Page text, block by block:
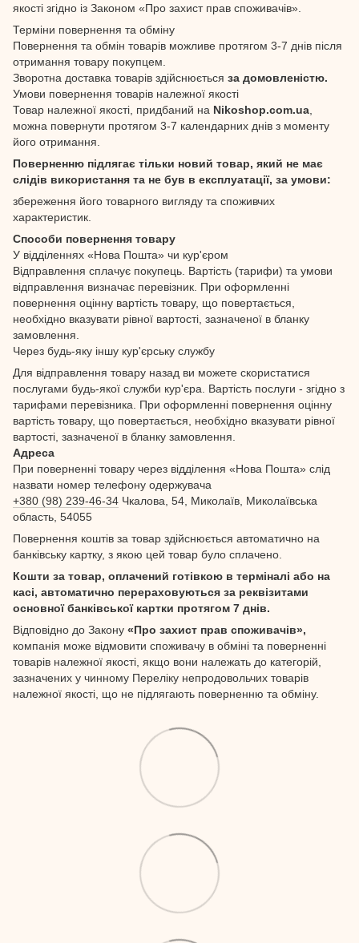
якості згідно із Законом «Про захист прав споживачів».
Терміни повернення та обміну
Повернення та обмін товарів можливе протягом 3-7 днів після
отримання товару покупцем.
Зворотна доставка товарів здійснюється за домовленістю.
Умови повернення товарів належної якості
Товар належної якості, придбаний на Nikoshop.com.ua
можна повернути протягом 3-7 календарних днів з моменту
його отримання.
Поверненню підлягає тільки новий товар, який не має
слідів використання та не був в експлуатації, за умови:
збереження його товарного вигляду та споживчих
характеристик.
Способи повернення товару
У відділеннях «Нова Пошта» чи кур'єром
Відправлення сплачує покупець. Вартість (тарифи) та умови
відправлення визначає перевізник. При оформленні
повернення оцінну вартість товару, що повертається,
необхідно вказувати рівної вартості, зазначеної в бланку
замовлення.
Через будь-яку іншу кур'єрську службу
Для відправлення товару назад ви можете скористатися
послугами будь-якої служби кур'єра. Вартість послуги - згідно з
тарифами перевізника. При оформленні повернення оцінну
вартість товару, що повертається, необхідно вказувати рівної
вартості, зазначеної в бланку замовлення.
Адреса
При поверненні товару через відділення «Нова Пошта» слід
назвати номер телефону одержувача
+380 (98) 239-46-34 Чкалова, 54, Миколаїв, Миколаївська
область, 54055
Повернення коштів за товар здійснюється автоматично на
банківську картку, з якою цей товар було сплачено.
Кошти за товар, оплачений готівкою в терміналі або на
касі, автоматично перераховуються за реквізитами
основної банківської картки протягом 7 днів.
Відповідно до Закону «Про захист прав споживачів»,
компанія може відмовити споживачу в обміні та поверненні
товарів належної якості, якщо вони належать до категорій,
зазначених у чинному Переліку непродовольчих товарів
належної якості, що не підлягають поверненню та обміну.